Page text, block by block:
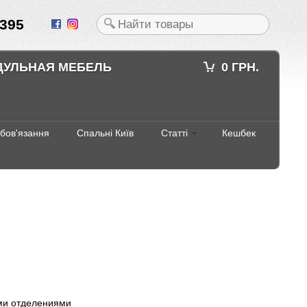
0 ГРН.
МЕБЕЛЬ
Спальні Київ Статті Кешбек
отделениями